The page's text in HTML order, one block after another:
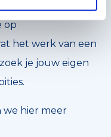
op
het werk van een
je jouw eigen
we hier meer